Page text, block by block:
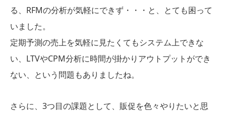
る、RFMの分析が気軽にできず・・・と、とても困って
いました。
定期予測の売上を気軽に見たくてもシステム上できな
い、LTVやCPM分析に時間が掛かりアウトプットができ
ない、という問題もありましたね。
さらに、3つ目の課題として、販促を色々やりたいと思